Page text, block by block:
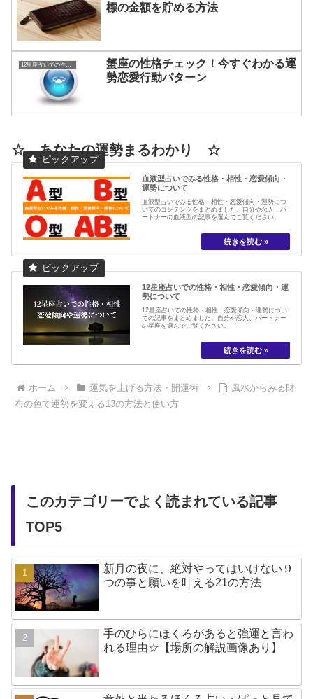
標の金額を貯める方法
12星座占いでの性格・相性・恋愛傾向・運勢について
蟹座の性格チェック！今すぐわかる運
勢恋愛行動パターン
☆ あなたの運勢まるわかり ☆
血液型占いでみる性格・相性・恋愛傾向・
運勢について
血液型占いでみる性格・相性・恋愛傾向・運勢につ
いてのコンテンツをまとめました。自分や恋人・パ
ートナーの血液型の記事を選んでご覧ください。
12星座占いでの性格・相性・恋愛傾向・運
勢について
12星座占いでの性格・相性・恋愛傾向・運勢につい
ての記事をまとめました。自分や恋人、パートナー
の星座を選んでご覧ください。
ホーム 運気を上げる方法・開運術
風水からみる財
布の色で運勢を変える13の方法と使い方
このカテゴリーでよく読まれている記事
TOP5
新月の夜に、絶対やってはいけない９
つの事と願いを叶える21の方法
手のひらにほくろがあると強運と言わ
れる理由☆【場所の解説画像あり】